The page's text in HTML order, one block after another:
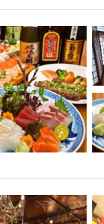
夜10時以降入店可
貸切可
大部屋
カード可
厳選
3000円台コース
アサヒスーパード
大部屋50名以上～
ハッピーアワー
アレルギー対応可